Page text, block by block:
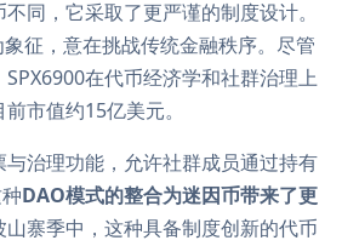
同，它采取了更严谨的制度设计。
征，意在挑战传统金融秩序。尽管
在代币经济学和社群治理上
市值约15亿美元。
治理功能，允许社群成员通过持有
DAO模式的整合为迷因币带来了更
山寨季中，这种具备制度创新的代币